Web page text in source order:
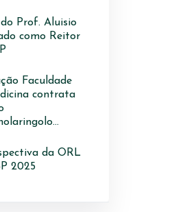
do Prof. Aluisio
como Reitor
Faculdade
contrata
da ORL
2025